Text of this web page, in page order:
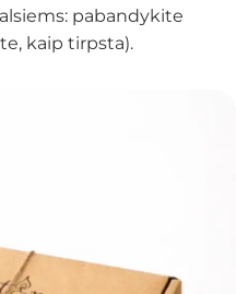
pabandykite
kaip tirpsta).